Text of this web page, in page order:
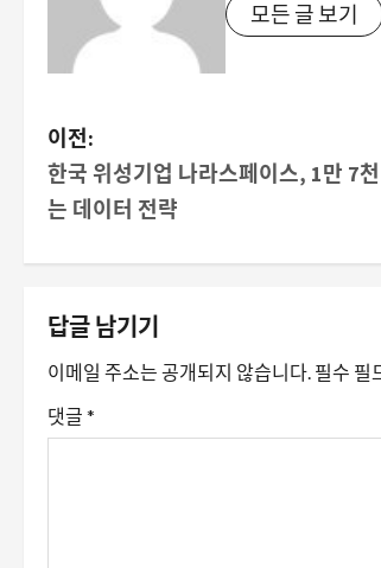
모든 글 보기
게
시
비
게
이
이전:
한국 위성기업 나라스페이스, 1만 7
는 데이터 전략
답글 남기기
이메일 주소는 공개되지 않습니다. 필수 필
댓글 *